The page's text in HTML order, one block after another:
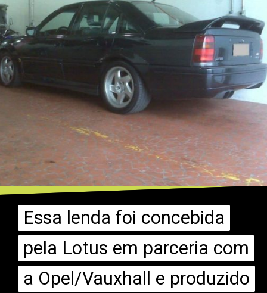
Essa lenda foi concebida
pela Lotus em parceria com
a Opel/Vauxhall e produzido
Essa lenda foi concebida
pela Lotus em parceria com
a Opel/Vauxhall e produzido